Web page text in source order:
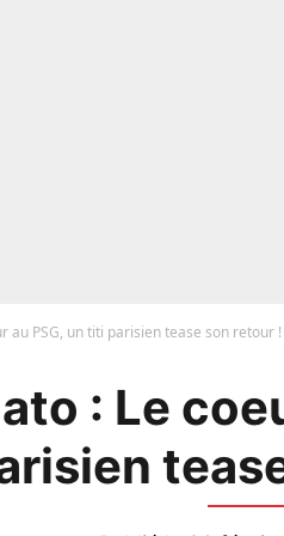
au PSG, un titi parisien tease son retour !
: Le